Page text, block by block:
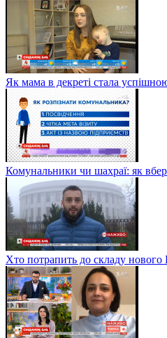
Як мама в декреті стала
Комунальники чи шахраї: як
Хто потрапить до складу нового